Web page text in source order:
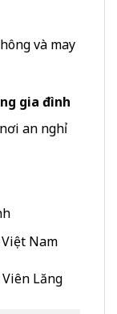
và may
gia đình
an nghỉ
Nam